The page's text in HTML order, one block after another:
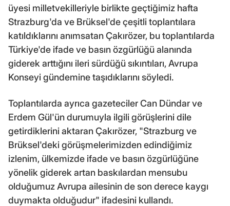
üyesi milletvekilleriyle birlikte geçtiğimiz hafta
Strazburg'da ve Brüksel'de çeşitli toplantılara
katıldıklarını anımsatan Çakırözer, bu toplantılarda
Türkiye'de ifade ve basın özgürlüğü alanında
giderek arttığını ileri sürdüğü sıkıntıları, Avrupa
Konseyi gündemine taşıdıklarını söyledi.
Toplantılarda ayrıca gazeteciler Can Dündar ve
Erdem Gül'ün durumuyla ilgili görüşlerini dile
getirdiklerini aktaran Çakırözer, "Strazburg ve
Brüksel'deki görüşmelerimizden edindiğimiz
izlenim, ülkemizde ifade ve basın özgürlüğüne
yönelik giderek artan baskılardan mensubu
olduğumuz Avrupa ailesinin de son derece kaygı
duymakta olduğudur" ifadesini kullandı.